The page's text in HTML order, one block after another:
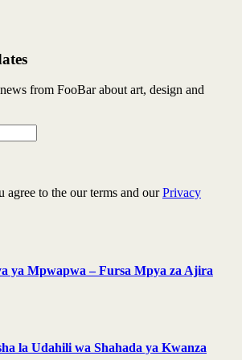
from FooBar about art, design and
agree to the our terms and ourPrivacy
ya Mpwapwa – Fursa Mpya za Ajira
la Udahili wa Shahada ya Kwanza